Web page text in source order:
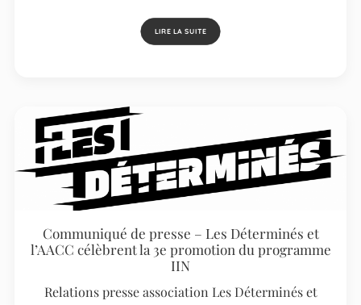
LIRE LA SUITE
Communiqué de presse – Les Déterminés et
l’AACC célèbrent la 3e promotion du programme
IIN
Relations presse association Les Déterminés et